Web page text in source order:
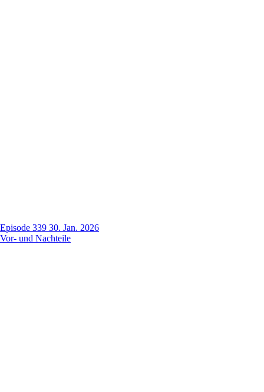
Episode 339 30. Jan. 2026
Vor- und Nachteile